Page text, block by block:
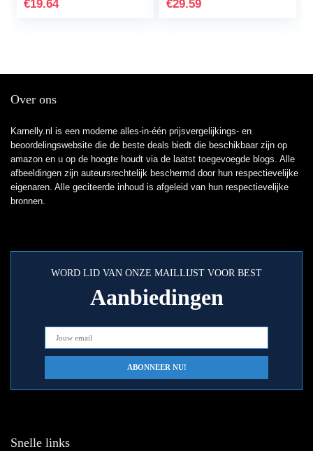
€19.64 €29.59
Over ons
Karnelly.nl is een moderne alles-in-één prijsvergelijkings- en
beoordelingswebsite die de beste deals biedt die beschikbaar zijn op
amazon en u op de hoogte houdt via de laatst toegevoegde blogs. Alle
afbeeldingen zijn auteursrechtelijk beschermd door hun respectievelijke
eigenaren. Alle geciteerde inhoud is afgeleid van hun respectievelijke
bronnen.
WORD LID VAN ONZE MAILLIJST VOOR BEST
Aanbiedingen
Snelle links